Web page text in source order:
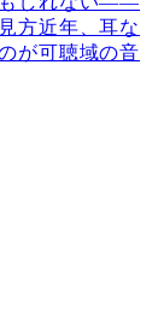
方近年、耳な
が可聴域の音